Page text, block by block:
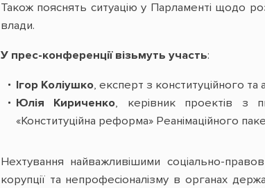
Також пояснять ситуацію у Парламенті щодо
влади.
У прес-конференції візьмуть участь:
Ігор Коліушко, експерт з конституційного
Юлія Кириченко, керівник проектів з
«Конституційна реформа» Реанімаційного
Нехтування найважливішими соціально-
корупції та непрофесіоналізму в органах